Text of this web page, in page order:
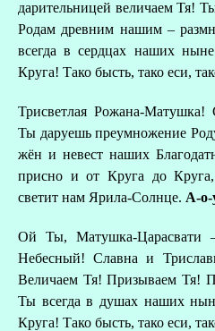
дарительницей величаем Тя!
Родам древним нашим –
всегда в сердцах наших
Круга! Тако бысть, тако еси,
Трисветлая Рожана-Матушка!
Ты даруешь преумножение
жён и невест наших
присно и от Круга до
светит нам Ярила-Солнце. А-о-
Ой Ты, Матушка-Царасвати
Небесный! Славна и
Величаем Тя! Призываем Тя!
Ты всегда в душах наших
Круга! Тако бысть, тако еси,